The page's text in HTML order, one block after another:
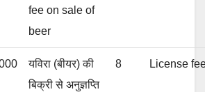
fee on sale of
beer
यविरा (बीयर) की
बिक्री से अनुज्ञप्ति
8 License